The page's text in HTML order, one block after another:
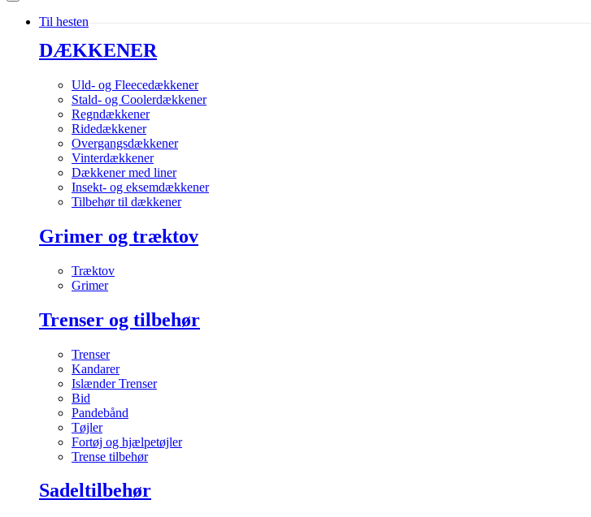
Til hesten
DÆKKENER
Uld- og Fleecedækkener
Stald- og Coolerdækkener
Regndækkener
Ridedækkener
Overgangsdækkener
Vinterdækkener
Dækkener med liner
Insekt- og eksemdækkener
Tilbehør til dækkener
Grimer og træktov
Træktov
Grimer
Trenser og tilbehør
Trenser
Kandarer
Islænder Trenser
Bid
Pandebånd
Tøjler
Fortøj og hjælpetøjler
Trense tilbehør
Sadeltilbehør